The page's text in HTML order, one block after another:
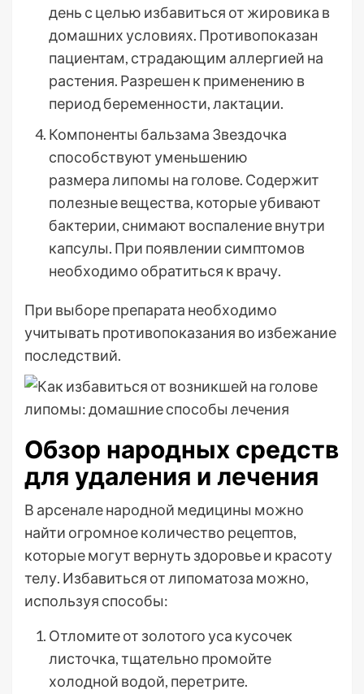
день с целью избавиться от жировика в
домашних условиях. Противопоказан
пациентам, страдающим аллергией на
растения. Разрешен к применению в
период беременности, лактации.
Компоненты бальзама Звездочка
способствуют уменьшению
размера липомы на голове. Содержит
полезные вещества, которые убивают
бактерии, снимают воспаление внутри
капсулы. При появлении симптомов
необходимо обратиться к врачу.
При выборе препарата необходимо
учитывать противопоказания во избежание
последствий.
Обзор народных средств
для удаления и лечения
В арсенале народной медицины можно
найти огромное количество рецептов,
которые могут вернуть здоровье и красоту
телу. Избавиться от липоматоза можно,
используя способы:
Отломите от золотого уса кусочек
листочка, тщательно промойте
холодной водой, перетрите.